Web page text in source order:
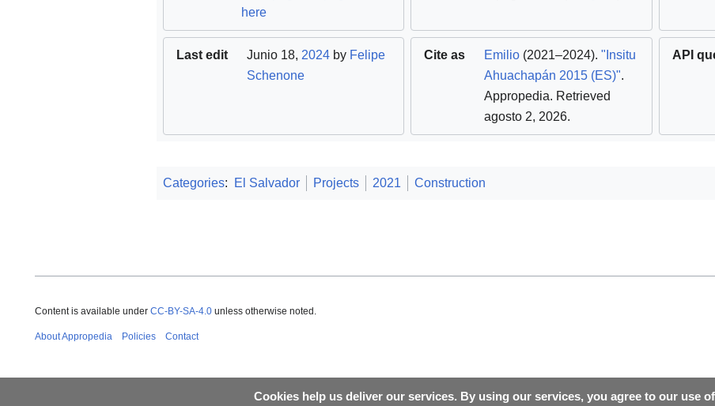
here
Last edit Junio 18, 2024 by Felipe
Schenone
Cite as Emilio (2021–2024)."Insitu
Ahuachapán 2015 (ES)".
Appropedia. Retrieved
agosto 2, 2026.
API
Categories: El Salvador Projects 2021 Construction
Cookies help us deliver our services. By using our services, you agree to our use
Content is available under CC-BY-SA-4.0 unless otherwise noted.
About Appropedia Policies Contact